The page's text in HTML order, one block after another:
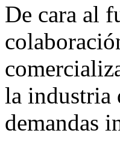
De cara al
la industria
demandas